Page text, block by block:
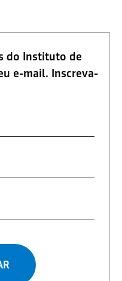
do Instituto de
e-mail. Inscreva-